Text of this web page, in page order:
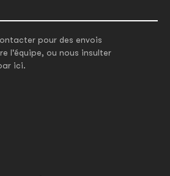
pour des envois
l'équipe, ou nous insulter
ici.